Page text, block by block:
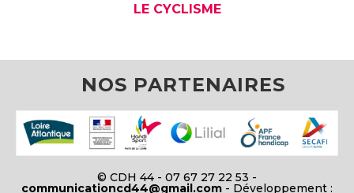
LE CYCLISME
NOS PARTENAIRES
© CDH 44 - 07 67 27 22 53 -
communicationcd44@gmail.com - Développement :